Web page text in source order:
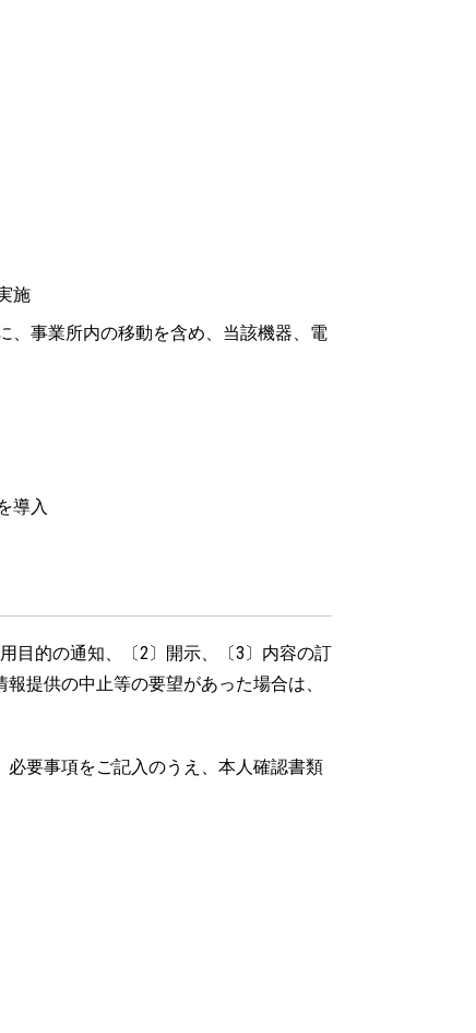
施
、事業所内の移動を含め、当該機器、電
導入
目的の通知、〔2〕開示、〔3〕内容の訂
提供の中止等の要望があった場合は、
要事項をご記入のうえ、本人確認書類